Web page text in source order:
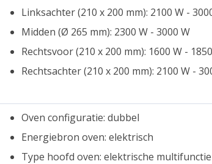
Linksachter (210 x 200 mm): 2100 W -
Midden (Ø 265 mm): 2300 W - 3000 W
Rechtsvoor (210 x 200 mm): 1600 W -
Rechtsachter (210 x 200 mm): 2100 W -
Oven configuratie: dubbel
Energiebron oven: elektrisch
Type hoofd oven: elektrische multifunctie